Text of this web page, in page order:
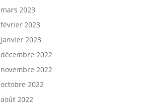
mars 2023
février 2023
janvier 2023
décembre 2022
novembre 2022
octobre 2022
août 2022